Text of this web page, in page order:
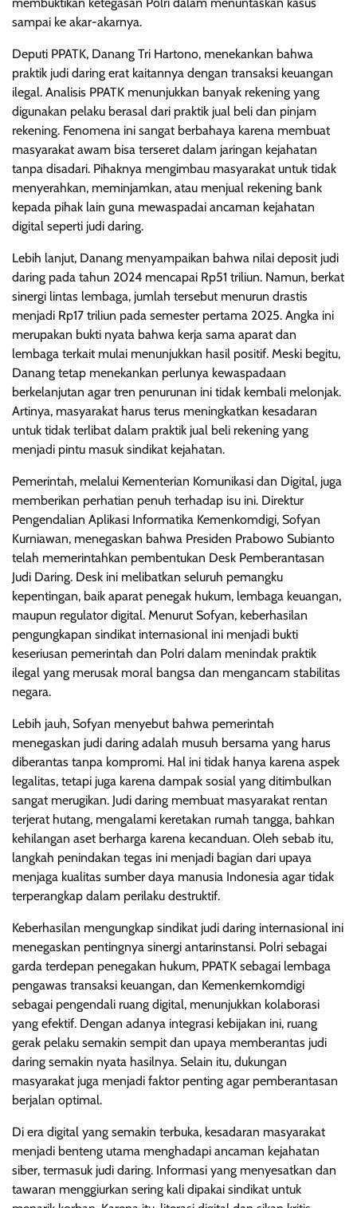
sampai ke akar-akarnya.
Deputi PPATK, Danang Tri Hartono, menekankan bahwa
praktik judi daring erat kaitannya dengan transaksi keuangan
ilegal. Analisis PPATK menunjukkan banyak rekening yang
digunakan pelaku berasal dari praktik jual beli dan pinjam
rekening. Fenomena ini sangat berbahaya karena membuat
masyarakat awam bisa terseret dalam jaringan kejahatan
tanpa disadari. Pihaknya mengimbau masyarakat untuk tidak
menyerahkan, meminjamkan, atau menjual rekening bank
kepada pihak lain guna mewaspadai ancaman kejahatan
digital seperti judi daring.
Lebih lanjut, Danang menyampaikan bahwa nilai deposit judi
daring pada tahun 2024 mencapai Rp51 triliun. Namun, berkat
sinergi lintas lembaga, jumlah tersebut menurun drastis
menjadi Rp17 triliun pada semester pertama 2025. Angka ini
merupakan bukti nyata bahwa kerja sama aparat dan
lembaga terkait mulai menunjukkan hasil positif. Meski begitu,
Danang tetap menekankan perlunya kewaspadaan
berkelanjutan agar tren penurunan ini tidak kembali melonjak.
Artinya, masyarakat harus terus meningkatkan kesadaran
untuk tidak terlibat dalam praktik jual beli rekening yang
menjadi pintu masuk sindikat kejahatan.
Pemerintah, melalui Kementerian Komunikasi dan Digital, juga
memberikan perhatian penuh terhadap isu ini. Direktur
Pengendalian Aplikasi Informatika Kemenkomdigi, Sofyan
Kurniawan, menegaskan bahwa Presiden Prabowo Subianto
telah memerintahkan pembentukan Desk Pemberantasan
Judi Daring. Desk ini melibatkan seluruh pemangku
kepentingan, baik aparat penegak hukum, lembaga keuangan,
maupun regulator digital. Menurut Sofyan, keberhasilan
pengungkapan sindikat internasional ini menjadi bukti
keseriusan pemerintah dan Polri dalam menindak praktik
ilegal yang merusak moral bangsa dan mengancam stabilitas
negara.
Lebih jauh, Sofyan menyebut bahwa pemerintah
menegaskan judi daring adalah musuh bersama yang harus
diberantas tanpa kompromi. Hal ini tidak hanya karena aspek
legalitas, tetapi juga karena dampak sosial yang ditimbulkan
sangat merugikan. Judi daring membuat masyarakat rentan
terjerat hutang, mengalami keretakan rumah tangga, bahkan
kehilangan aset berharga karena kecanduan. Oleh sebab itu,
langkah penindakan tegas ini menjadi bagian dari upaya
menjaga kualitas sumber daya manusia Indonesia agar tidak
terperangkap dalam perilaku destruktif.
Keberhasilan mengungkap sindikat judi daring internasional ini
menegaskan pentingnya sinergi antarinstansi. Polri sebagai
garda terdepan penegakan hukum, PPATK sebagai lembaga
pengawas transaksi keuangan, dan Kemenkemkomdigi
sebagai pengendali ruang digital, menunjukkan kolaborasi
yang efektif. Dengan adanya integrasi kebijakan ini, ruang
gerak pelaku semakin sempit dan upaya memberantas judi
daring semakin nyata hasilnya. Selain itu, dukungan
masyarakat juga menjadi faktor penting agar pemberantasan
berjalan optimal.
Di era digital yang semakin terbuka, kesadaran masyarakat
menjadi benteng utama menghadapi ancaman kejahatan
siber, termasuk judi daring. Informasi yang menyesatkan dan
tawaran menggiurkan sering kali dipakai sindikat untuk